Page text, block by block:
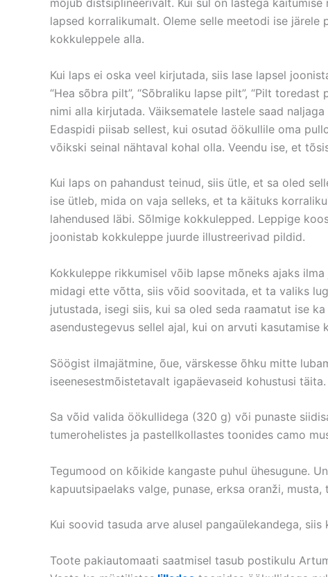
mõjub distsiplineerivalt. Kui sul on lastega
lapsed korralikumalt. Oleme selle meetodi ise
kokkuleppele alla.
Kui laps ei oska veel kirjutada, siis lase lapsel
“Hea sõbra pilt”, “Sõbraliku lapse pilt”, “Pilt
nimi alla kirjutada. Väiksematele lastele saad
Edaspidi piisab sellest, kui osutad öökullile oma
võikski seinal nähtaval kohal olla. Veendu ise, et
Kui laps on pahandust teinud, siis ütle, et sa oled
ise ütleb, mida on vaja selleks, et ta käituks
lahendused läbi. Sõlmige kokkulepped. Leppige
joonistab kokkuleppe juurde illustreerivad pildid.
Kokkuleppe rikkumisel võib lapse mõneks ajaks
midagi ette võtta, siis võid soovitada, et ta valiks
jutustada, isegi siis, kui sa oled seda raamatut ise
asendustegevus sellel ajal, kui on arvuti kasutamise
Söögist ilmajätmine, õue, värskesse õhku mitte
iseenesestmõistetavalt igapäevaseid kohustusi
Sa võid valida öökullidega (320 g) või punaste
tumerohelistes ja pastellkollastes toonides camo
Tegumood on kõikide kangaste puhul ühesugune.
kapuutsipaelaks valge, punase, erksa oranži,
Kui soovid tasuda arve alusel pangaülekandega, siis
Toote pakiautomaati saatmisel tasub postikulu